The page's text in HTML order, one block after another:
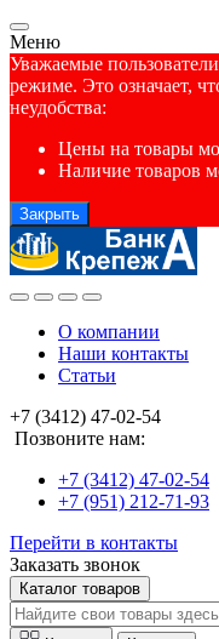
Меню
Уважаемые
режиме. Это означает,
неудобства:
Цены на товары
Наличие товаров
Закрыть
О компании
Наши контакты
Статьи
+7 (3412) 47-02-54
Позвоните нам:
+7 (3412) 47-02-54
+7 (951) 212-71-93
Перейти в контакты
Заказать звонок
Каталог товаров